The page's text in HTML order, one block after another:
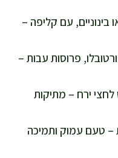
בינוניים, עם קליפה –
פרוסות עבות –
פרוס לחצי ירח – מתיקות
פרוסות – טעם עמוק ותמיכה